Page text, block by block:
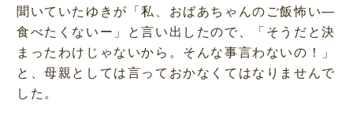
聞いていたゆきが「私、おばあちゃんのご飯怖い―
食べたくないー」と言い出したので、「そうだと決
まったわけじゃないから。そんな事言わないの！」
と、母親としては言っておかなくてはなりませんで
した。